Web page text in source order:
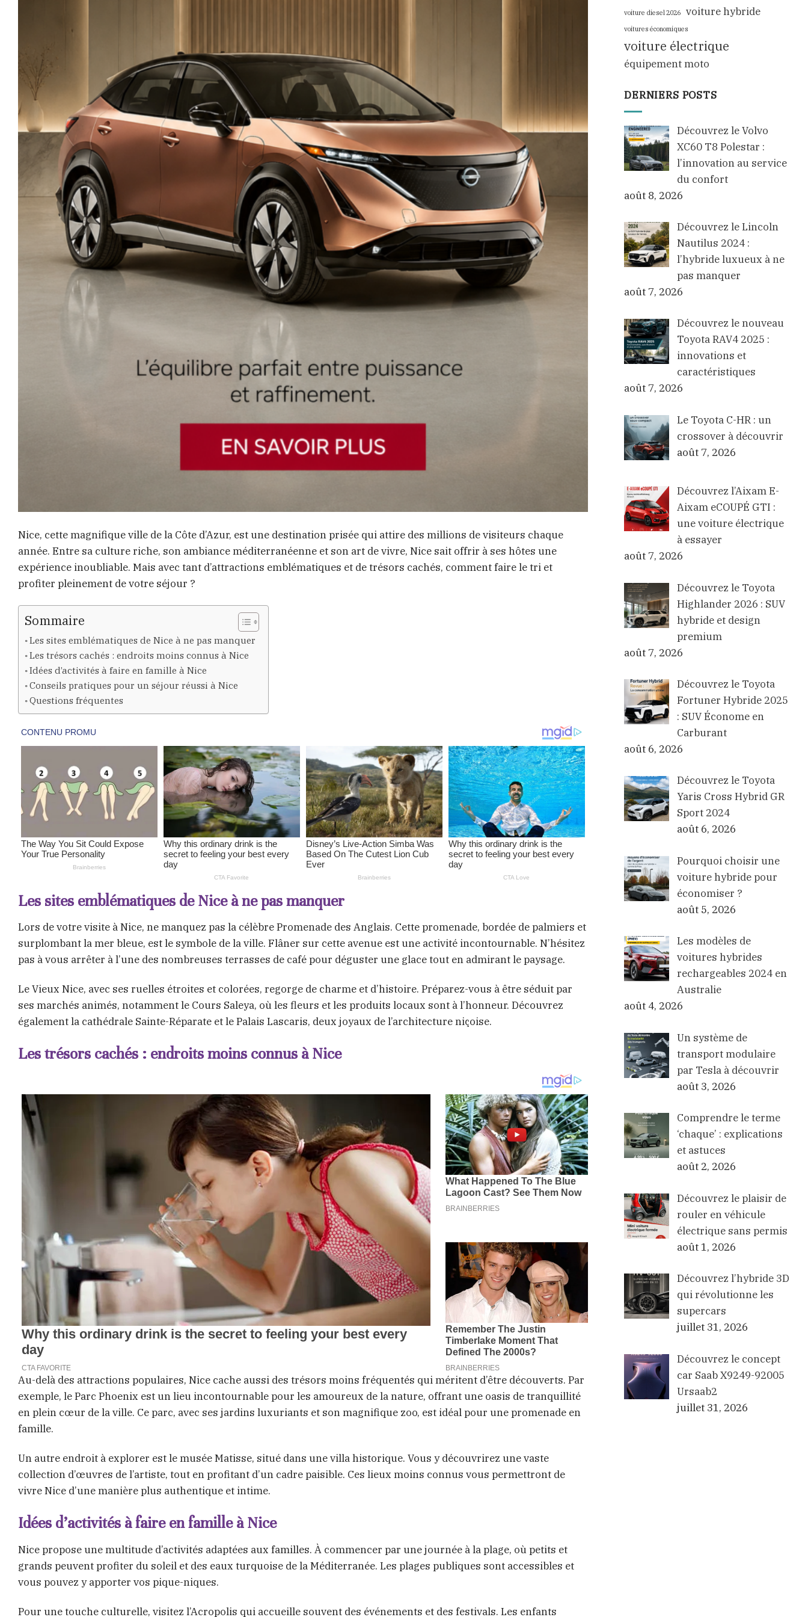
Nice, cette magnifique ville de la Côte d’Azur, est une destination prisée qui attire des millions de visiteurs chaque
année. Entre sa culture riche, son ambiance méditerranéenne et son art de vivre, Nice sait offrir à ses hôtes une
expérience inoubliable. Mais avec tant d’attractions emblématiques et de trésors cachés, comment faire le tri et
profiter pleinement de votre séjour ?
Sommaire
Les sites emblématiques de Nice à ne pas manquer
Les trésors cachés : endroits moins connus à Nice
Idées d’activités à faire en famille à Nice
Conseils pratiques pour un séjour réussi à Nice
Questions fréquentes
Les sites emblématiques de Nice à ne pas manquer
Lors de votre visite à Nice, ne manquez pas la célèbre Promenade des Anglais. Cette promenade, bordée de palmiers et
surplombant la mer bleue, est le symbole de la ville. Flâner sur cette avenue est une activité incontournable. N’hésitez
pas à vous arrêter à l’une des nombreuses terrasses de café pour déguster une glace tout en admirant le paysage.
Le Vieux Nice, avec ses ruelles étroites et colorées, regorge de charme et d’histoire. Préparez-vous à être séduit par
ses marchés animés, notamment le Cours Saleya, où les fleurs et les produits locaux sont à l’honneur. Découvrez
également la cathédrale Sainte-Réparate et le Palais Lascaris, deux joyaux de l’architecture niçoise.
Les trésors cachés : endroits moins connus à Nice
Au-delà des attractions populaires, Nice cache aussi des trésors moins fréquentés qui méritent d’être découverts. Par
exemple, le Parc Phoenix est un lieu incontournable pour les amoureux de la nature, offrant une oasis de tranquillité
en plein cœur de la ville. Ce parc, avec ses jardins luxuriants et son magnifique zoo, est idéal pour une promenade en
famille.
Un autre endroit à explorer est le musée Matisse, situé dans une villa historique. Vous y découvrirez une vaste
collection d’œuvres de l’artiste, tout en profitant d’un cadre paisible. Ces lieux moins connus vous permettront de
vivre Nice d’une manière plus authentique et intime.
Idées d’activités à faire en famille à Nice
Nice propose une multitude d’activités adaptées aux familles. À commencer par une journée à la plage, où petits et
grands peuvent profiter du soleil et des eaux turquoise de la Méditerranée. Les plages publiques sont accessibles et
vous pouvez y apporter vos pique-niques.
Pour une touche culturelle, visitez l’Acropolis qui accueille souvent des événements et des festivals. Les enfants
voiture diesel 2026 voiture hybride
voitures économiques
voiture électrique
équipement moto
DERNIERS POSTS
Découvrez le Volvo
XC60 T8 Polestar :
l’innovation au service
du confort
août 8, 2026
Découvrez le Lincoln
Nautilus 2024 :
l’hybride luxueux à ne
pas manquer
août 7, 2026
Découvrez le nouveau
Toyota RAV4 2025 :
innovations et
caractéristiques
août 7, 2026
Le Toyota C-HR : un
crossover à découvrir
août 7, 2026
Découvrez l’Aixam E-
Aixam eCOUPÉ GTI :
une voiture électrique
à essayer
août 7, 2026
Découvrez le Toyota
Highlander 2026 : SUV
hybride et design
premium
août 7, 2026
Découvrez le Toyota
Fortuner Hybride 2025
: SUV Économe en
Carburant
août 6, 2026
Découvrez le Toyota
Yaris Cross Hybrid GR
Sport 2024
août 6, 2026
Pourquoi choisir une
voiture hybride pour
économiser ?
août 5, 2026
Les modèles de
voitures hybrides
rechargeables 2024 en
Australie
août 4, 2026
Un système de
transport modulaire
par Tesla à découvrir
août 3, 2026
Comprendre le terme
‘chaque’ : explications
et astuces
août 2, 2026
Découvrez le plaisir de
rouler en véhicule
électrique sans permis
août 1, 2026
Découvrez l’hybride 3D
qui révolutionne les
supercars
juillet 31, 2026
Découvrez le concept
car Saab X9249-92005
Ursaab2
juillet 31, 2026